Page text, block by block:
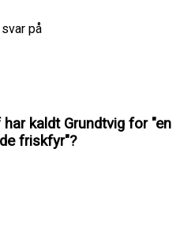
på
kaldt Grundtvig for "en
friskfyr"?